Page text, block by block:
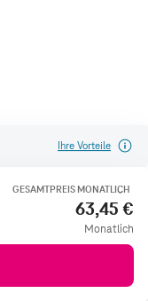
Ihre Vorteile
GESAMTPREIS MONATLICH
63,45 €
Monatlich